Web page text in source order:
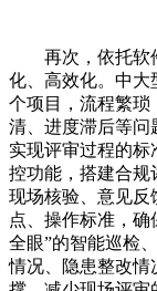
再次，依托软
化、高效化。中大
个项目，流程繁琐
清、进度滞后等问
实现评审过程的标
控功能，搭建合规
现场核验、意见反
点、操作标准，
全眼”的智能巡检
情况、隐患整改情